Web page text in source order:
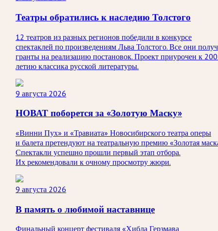
Театры обратились к наследию Толстого
12 театров из разных регионов победили в конкурсе
спектаклей по произведениям Льва Толстого. Все они
гранты на реализацию постановок. Проект приурочен к
летию классика русской литературы.
9 августа 2026
НОВАТ поборется за «Золотую Маску»
«Винни Пух» и «Травиата» Новосибирского театра оперы
и балета претендуют на театральную премию «Золотая
Спектакли успешно прошли первый этап отбора.
Их рекомендовали к очному просмотру жюри.
9 августа 2026
В память о любимой наставнице
Финальный концерт фестиваля «Хибла Герзмава